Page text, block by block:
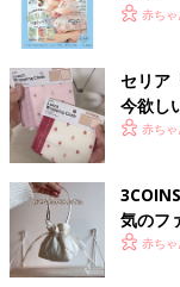
いっぱ
赤ち
セリア
今欲し
赤ち
気のフ
赤ち